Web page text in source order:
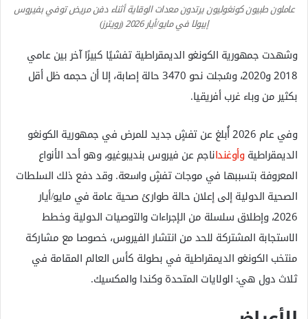
عاملون طبيون كونغوليون يرتدون معدات الوقاية أثناء دفن مريض توفي بفيروس
إيبولا في مايو/أيار 2026 (رويترز)
وشهدت جمهورية الكونغو الديمقراطية تفشيًا كبيرًا آخر بين عامي
2018 و2020، وسُجلت نحو 3470 حالة إصابة، إلا أن حجمه ظل أقل
بكثير من وباء غرب أفريقيا.
وفي عام 2026 أُبلغ عن تفشٍ جديد للمرض في جمهورية الكونغو
الديمقراطيةوأوغنداناجم عن فيروس بنديبوغيو، وهو أحد الأنواع
المعروفة بتسببها في موجات تفشٍ واسعة. وقد دفع ذلك السلطات
الصحية الدولية إلى إعلان حالة طوارئ صحية عامة في مايو/أيار
2026، وإطلاق سلسلة من الإجراءات والتوصيات الدولية وخطط
الاستجابة المشتركة للحد من انتشار الفيروس، خصوصا مع مشاركة
منتخب الكونغو الديمقراطية في بطولة كأس العالم المقامة في
ثلاث دول هي: الولايات المتحدة وكندا والمكسيك.